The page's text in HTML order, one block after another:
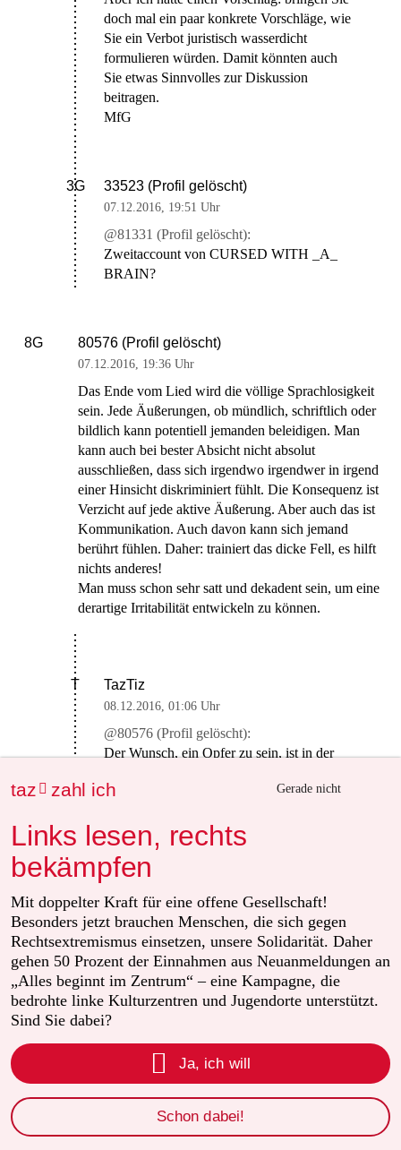
doch mal ein paar konkrete Vorschläge, wie
Sie ein Verbot juristisch wasserdicht
formulieren würden. Damit könnten auch
Sie etwas Sinnvolles zur Diskussion
beitragen.
MfG
3G 33523 (Profil gelöscht)
07.12.2016 19:51 Uhr
@81331 (Profil gelöscht):
Zweitaccount von CURSED WITH _A_
BRAIN?
8G 80576 (Profil gelöscht)
07.12.2016, 19:36 Uhr
Das Ende vom Lied wird die völlige Sprachlosigkeit
sein. Jede Äußerungen, ob mündlich, schriftlich oder
bildlich kann potentiell jemanden beleidigen. Man
kann auch bei bester Absicht nicht absolut
ausschließen, dass sich irgendwo irgendwer in irgend
einer Hinsicht diskriminiert fühlt. Die Konsequenz ist
Verzicht auf jede aktive Äußerung. Aber auch das ist
Kommunikation. Auch davon kann sich jemand
berührt fühlen. Daher: trainiert das dicke Fell, es hilft
nichts anderes!
Man muss schon sehr satt und dekadent sein, um eine
derartige Irritabilität entwickeln zu können.
T TazTiz
08.12.2016 01:06 Uhr
@80576 (Profil gelöscht):
Der Wunsch, ein Opfer zu sein, ist in der
geradezu berauschend Diskriminierung
Aufregendes mehr zu bieten ...
N Nachtvogel
07.12.2016,19:18 Uhr
"Wie kann man nicht merken, dass Wünsche nach
Verboten für jeden Käse der Demokratie Tritte in den
Hintern verpassen"
Weil wir die Demokratie bereits verlassen haben. Ob
man es nun Scheindemokratie oder Postdemokratie
nennt ist nicht mehr relevant. Letztendlich eine
morbide Kreuzung von "1984" und "Schöne neue
bis ins kleinste Detail regeln zu wollen und alles was
taz  zahl ich Gerade nicht
Links lesen, rechts
bekämpfen
Mit doppelter Kraft für eine offene Gesellschaft!
Besonders jetzt brauchen Menschen, die sich gegen
Rechtsextremismus einsetzen, unsere Solidarität. Daher
gehen 50 Prozent der Einnahmen aus Neuanmeldungen an
„Alles beginnt im Zentrum“ – eine Kampagne, die
bedrohte linke Kulturzentren und Jugendorte unterstützt.
Sind Sie dabei?
 Ja, ich will
Schon dabei!